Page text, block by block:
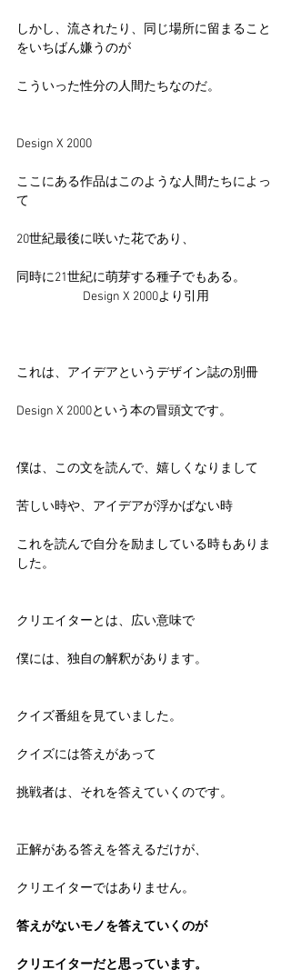
しかし、流されたり、同じ場所に留まること
をいちばん嫌うのが
こういった性分の人間たちなのだ。
Design X 2000
ここにある作品はこのような人間たちによっ
て
20世紀最後に咲いた花であり、
同時に21世紀に萌芽する種子でもある。
Design X 2000より引用
これは、アイデアというデザイン誌の別冊
Design X 2000という本の冒頭文です。
僕は、この文を読んで、嬉しくなりまして
苦しい時や、アイデアが浮かばない時
これを読んで自分を励ましている時もありま
した。
クリエイターとは、広い意味で
僕には、独自の解釈があります。
クイズ番組を見ていました。
クイズには答えがあって
挑戦者は、それを答えていくのです。
正解がある答えを答えるだけが、
クリエイターではありません。
答えがないモノを答えていくのが
クリエイターだと思っています。